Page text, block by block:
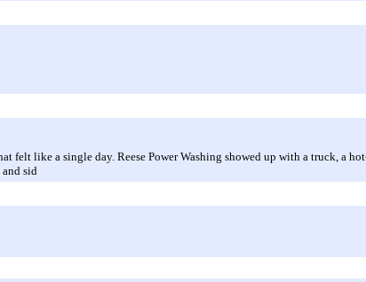
felt like a single day. Reese Power Washing showed up with a truck, a
sid